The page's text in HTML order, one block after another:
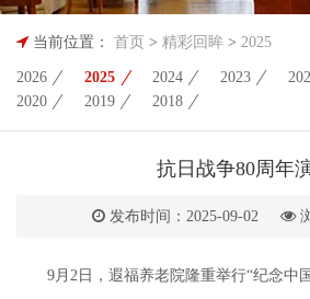
当前位置： 首页 > 精彩回眸 > 2025
2026 2025 2024 2023
2020
2019 2018
抗日战争80周年
发布时间：2025-09-02
9月2日，遐福养老院隆重举行“纪念中